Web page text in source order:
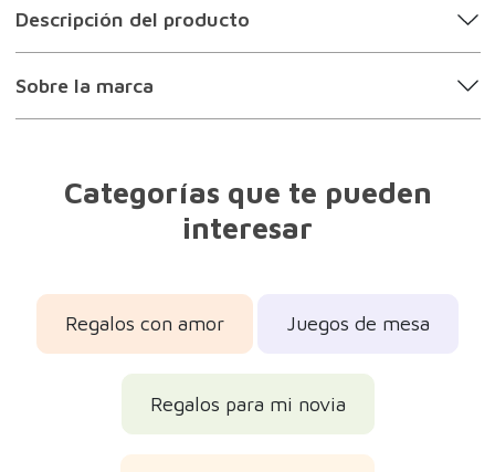
Descripción del producto
Sobre la marca
Categorías que te pueden
interesar
Regalos con amor Juegos de mesa
Regalos para mi novia